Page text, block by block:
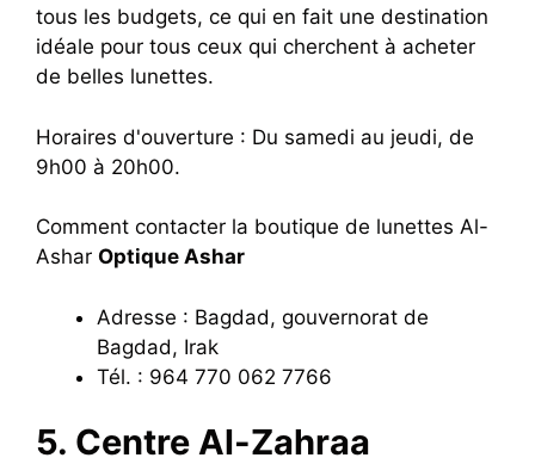
tous les budgets, ce qui en fait une destination
idéale pour tous ceux qui cherchent à acheter
de belles lunettes.
Horaires d'ouverture : Du samedi au jeudi, de
9h00 à 20h00.
Comment contacter la boutique de lunettes Al-
Ashar Optique Ashar
Adresse : Bagdad, gouvernorat de
Bagdad, Irak
Tél. : 964 770 062 7766
5. Centre Al-Zahraa